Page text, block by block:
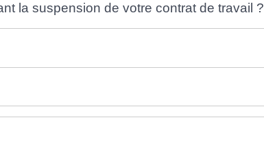
la suspension de votre contrat de travail ?